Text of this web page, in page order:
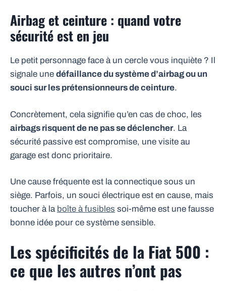
Airbag et ceinture : quand votre
sécurité est en jeu
Le petit personnage face à un cercle vous inquiète ? Il
signale une défaillance du système d’airbag ou un
souci sur les prétensionneurs de ceinture.
Concrètement, cela signifie qu’en cas de choc, les
airbags risquent de ne pas se déclencher. La
sécurité passive est compromise, une visite au
garage est donc prioritaire.
Une cause fréquente est la connectique sous un
siège. Parfois, un souci électrique est en cause, mais
toucher à la boîte à fusibles soi-même est une fausse
bonne idée pour ce système sensible.
Les spécificités de la Fiat 500 :
ce que les autres n’ont pas